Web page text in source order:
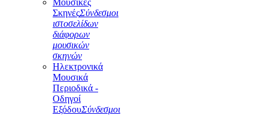
Μουσικές
ΣκηνέςΣύνδεσμοι
ιστοσελίδων
διάφορων
μουσικών
σκηνών
Ηλεκτρονικά
Μουσικά
Περιοδικά -
Οδηγοί
ΕξόδουΣύνδεσμοι